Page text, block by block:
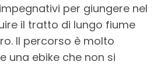
per giungere nel
il tratto di lungo fiume
Il percorso è molto
una ebike che non si